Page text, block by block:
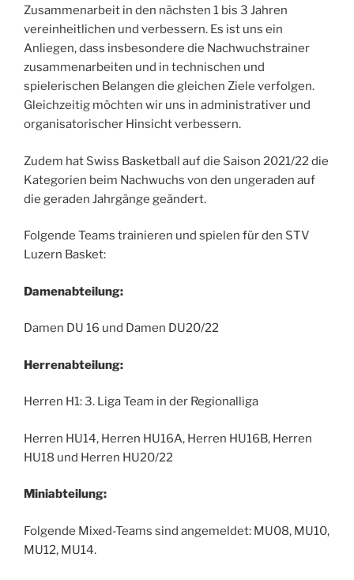
Zusammenarbeit in den nächsten 1 bis 3 Jahren
vereinheitlichen und verbessern. Es ist uns ein
Anliegen, dass insbesondere die Nachwuchstrainer
zusammenarbeiten und in technischen und
spielerischen Belangen die gleichen Ziele verfolgen.
Gleichzeitig möchten wir uns in administrativer und
organisatorischer Hinsicht verbessern.
Zudem hat Swiss Basketball auf die Saison 2021/22 die
Kategorien beim Nachwuchs von den ungeraden auf
die geraden Jahrgänge geändert.
Folgende Teams trainieren und spielen für den STV
Luzern Basket:
Damenabteilung:
Damen DU 16 und Damen DU20/22
Herrenabteilung:
Herren H1: 3. Liga Team in der Regionalliga
Herren HU14, Herren HU16A, Herren HU16B, Herren
HU18 und Herren HU20/22
Miniabteilung:
Folgende Mixed-Teams sind angemeldet: MU08, MU10,
MU12, MU14.